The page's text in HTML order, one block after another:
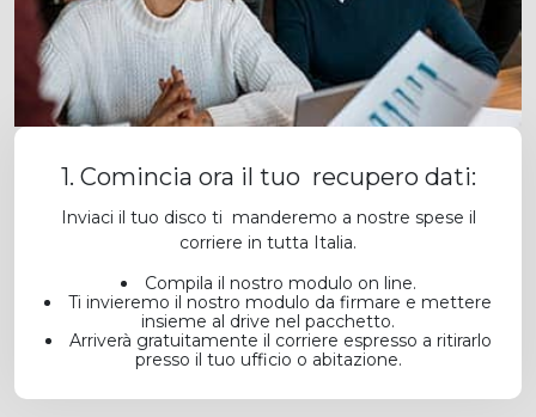
1. Comincia ora il tuo recupero dati:
Inviaci il tuo disco ti manderemo a nostre spese il
corriere in tutta Italia.
Compila il nostro modulo on line.
Ti invieremo il nostro modulo da firmare e mettere
insieme al drive nel pacchetto.
Arriverà gratuitamente il corriere espresso a ritirarlo
presso il tuo ufficio o abitazione.